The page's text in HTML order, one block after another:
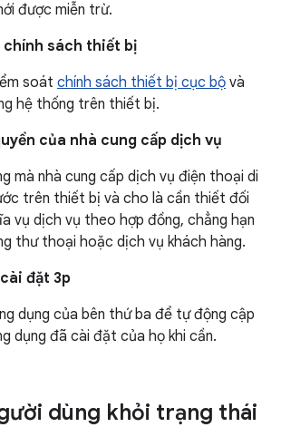
được miễn trừ.
chính sách thiết bị
soát chính sách thiết bị cục bộ và
hệ thống trên thiết bị.
của nhà cung cấp dịch vụ
mà nhà cung cấp dịch vụ điện thoại di
trên thiết bị và cho là cần thiết đối
vụ dịch vụ theo hợp đồng, chẳng hạn
thư thoại hoặc dịch vụ khách hàng.
đặt 3p
dụng của bên thứ ba để tự động cập
dụng đã cài đặt của họ khi cần.
dùng khỏi trạng thái